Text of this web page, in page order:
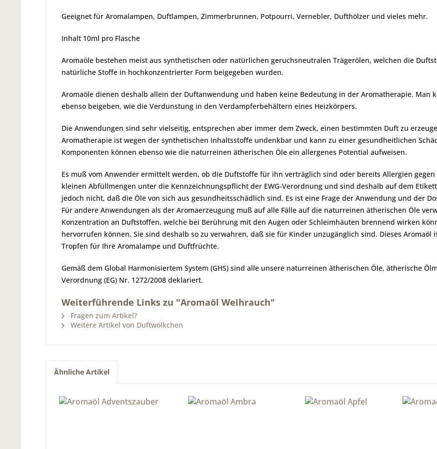
Geeignet für Aromalampen, Duftlampen, Zimmerbrunnen, Potpourri, Vernebler, Dufthölzer und vieles mehr.
Inhalt 10ml pro Flasche
Aromaöle bestehen meist aus synthetischen oder natürlichen geruchsneutralen Trägerölen, welchen die
natürliche Stoffe in hochkonzentrierter Form beigegeben wurden.
Aromaöle dienen deshalb allein der Duftanwendung und haben keine Bedeutung in der Aromatherapie. Man
ebenso beigeben, wie die Verdunstung in den Verdampferbehältern eines Heizkörpers.
Die Anwendungen sind sehr vielseitig, entsprechen aber immer dem Zweck, einen bestimmten Duft zu
Aromatherapie ist wegen der synthetischen Inhaltsstoffe undenkbar und kann zu einer gesundheitlichen
Komponenten können ebenso wie die naturreinen ätherischen Öle ein allergenes Potential aufweisen.
Es muß vom Anwender ermittelt werden, ob die Duftstoffe für ihn verträglich sind oder bereits Allergien
kleinen Abfüllmengen unter die Kennzeichnungspflicht der EWG-Verordnung und sind deshalb auf dem
jedoch nicht, daß die Öle von sich aus gesundheitsschädlich sind. Es ist eine Frage der Anwendung und der
Für andere Anwendungen als der Aromaerzeugung muß auf alle Fälle auf die naturreinen ätherischen Öle
Konzentration an Duftstoffen, welche bei Berührung mit den Augen oder Schleimhäuten brennend wirken
hervorrufen können. Sie sind deshalb so zu verwahren, daß sie für Kinder unzugänglich sind. Dieses
Tropfen für Ihre Aromalampe und Duftfrüchte.
Gemäß dem Global Harmonisiertem System (GHS) sind alle unsere naturreinen ätherischen Öle, ätherische
Verordnung (EG) Nr. 1272/2008 deklariert.
Weiterführende Links zu "Aromaöl Weihrauch"
Fragen zum Artikel?
Weitere Artikel von Duftwölkchen
Ähnliche Artikel